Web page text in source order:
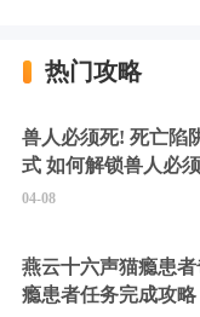
热门攻略
兽人必须死! 死亡陷
式 如何解锁兽人必
的隐藏角色
04-08
燕云十六声猫瘾患
瘾患者任务完成攻略